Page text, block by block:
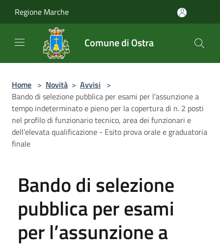
Regione Marche
Comune di Ostra
Home > Novità > Avvisi >
Bando di selezione pubblica per esami per l’assunzione a
tempo indeterminato e pieno per la copertura di n. 2 posti
nel profilo di funzionario tecnico, area dei funzionari e
dell’elevata qualificazione - Esito prova orale e graduatoria
finale
Bando di selezione
pubblica per esami
per l’assunzione a